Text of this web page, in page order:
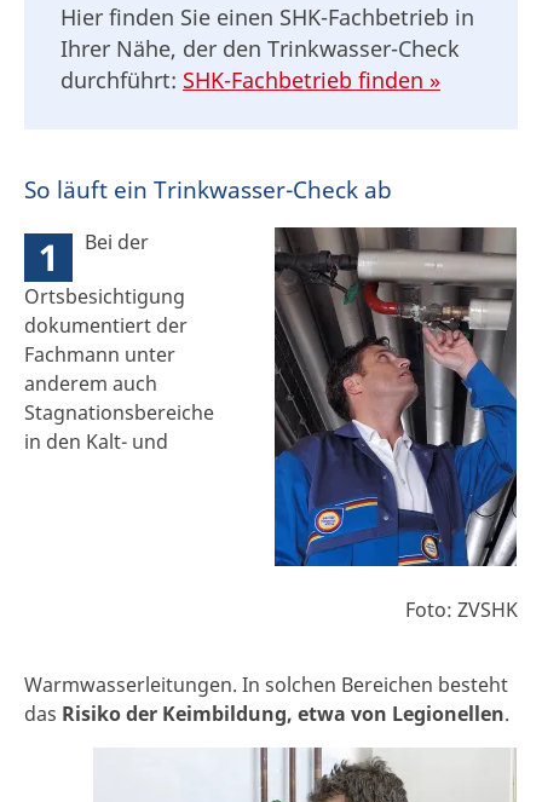
Hier finden Sie einen SHK-Fachbetrieb in
Ihrer Nähe, der den Trinkwasser-Check
durchführt: SHK-Fachbetrieb finden »
So läuft ein Trinkwasser-Check ab
Foto: ZVSHK
1 Bei der
Ortsbesichtigung
dokumentiert der
Fachmann unter
anderem auch
Stagnationsbereiche
in den Kalt- und
Warmwasserleitungen. In solchen Bereichen besteht
das Risiko der Keimbildung, etwa von Legionellen.